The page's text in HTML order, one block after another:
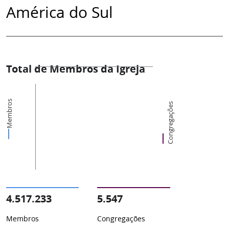
América do Sul
Total de Membros da Igreja
Membros Congregações
4.517.233
Membros
5.547
Congregações